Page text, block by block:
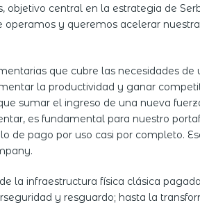
central en la estrategia de
y queremos acelerar
que cubre las necesidades
la productividad y ganar
sumar el ingreso de una nueva
es fundamental para nuestro
pago por uso casi por completo.
la infraestructura física clásica
y resguardo; hasta la